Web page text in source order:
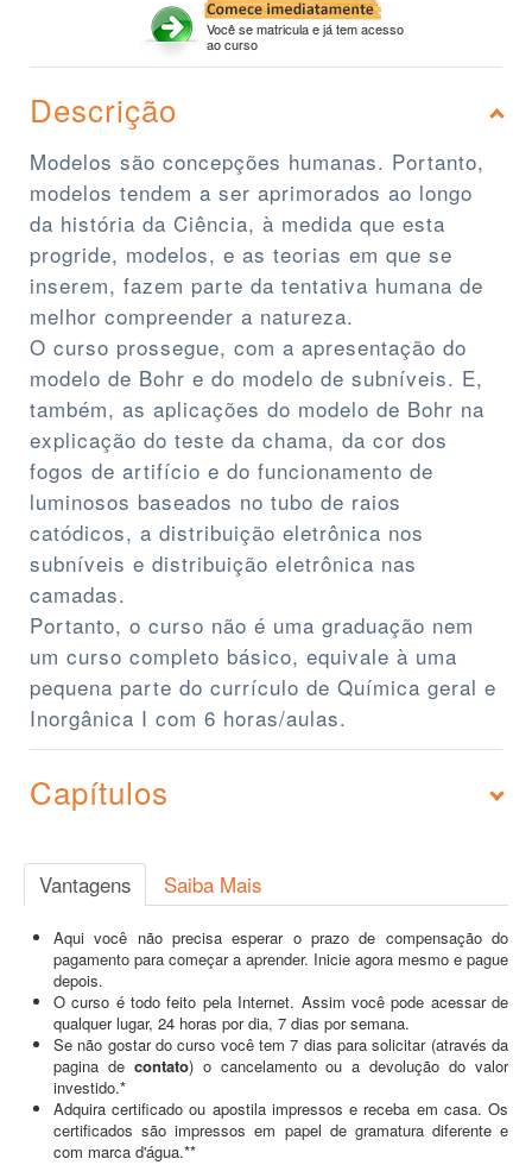
Você se matricula e já tem acesso
ao curso
Descrição
Modelos são concepções humanas. Portanto,
modelos tendem a ser aprimorados ao longo
da história da Ciência, à medida que esta
progride, modelos, e as teorias em que se
inserem, fazem parte da tentativa humana de
melhor compreender a natureza.
O curso prossegue, com a apresentação do
modelo de Bohr e do modelo de subníveis. E,
também, as aplicações do modelo de Bohr na
explicação do teste da chama, da cor dos
fogos de artifício e do funcionamento de
luminosos baseados no tubo de raios
catódicos, a distribuição eletrônica nos
subníveis e distribuição eletrônica nas
camadas.
Portanto, o curso não é uma graduação nem
um curso completo básico, equivale à uma
pequena parte do currículo de Química geral e
Inorgânica I com 6 horas/aulas.
Capítulos
Vantagens Saiba Mais
Aqui você não precisa esperar o prazo de compensação do
pagamento para começar a aprender. Inicie agora mesmo e pague
depois.
O curso é todo feito pela Internet. Assim você pode acessar de
qualquer lugar, 24 horas por dia, 7 dias por semana.
Se não gostar do curso você tem 7 dias para solicitar (através da
pagina de contato) o cancelamento ou a devolução do valor
investido.*
Adquira certificado ou apostila impressos e receba em casa. Os
certificados são impressos em papel de gramatura diferente e
com marca d'água.**